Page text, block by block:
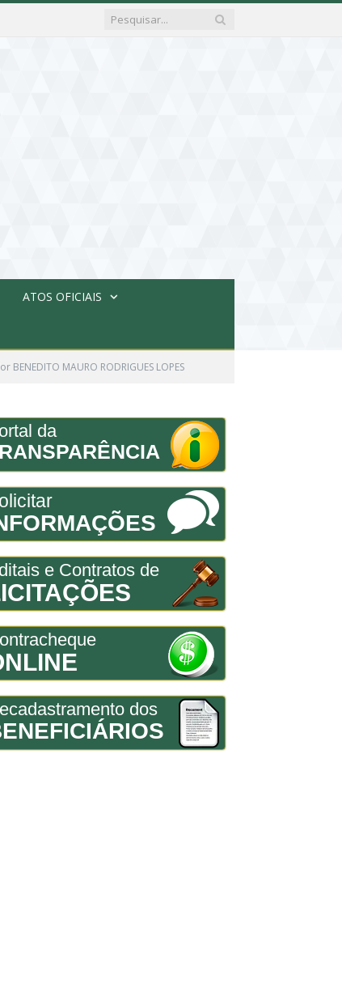
ATOS OFICIAIS
MAURO RODRIGUES LOPES
da
e Contratos de
dos